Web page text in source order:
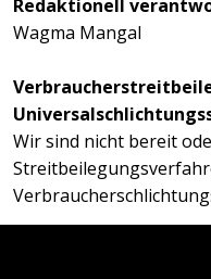
Redaktionell
Wagma Mangal
Wir sind nicht bereit